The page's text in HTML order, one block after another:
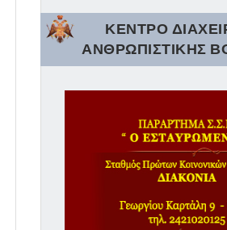
ΚΕΝΤΡΟ
ΑΝΘΡΩΠΙΣΤΙΚΗΣ